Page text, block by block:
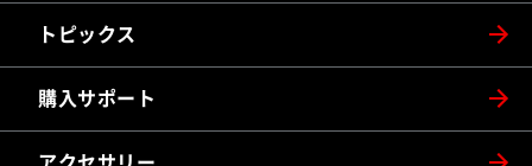
トピックス
購入サポート
アクセサリー